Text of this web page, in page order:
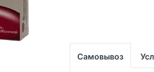
Самовывоз